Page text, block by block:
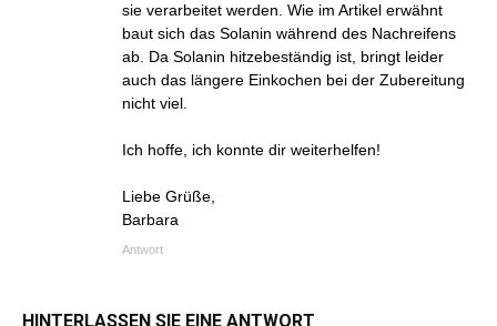
sie verarbeitet werden. Wie im Artikel erwähnt
baut sich das Solanin während des Nachreifens
ab. Da Solanin hitzebeständig ist, bringt leider
auch das längere Einkochen bei der Zubereitung
nicht viel.
Ich hoffe, ich konnte dir weiterhelfen!
Liebe Grüße,
Barbara
Antwort
HINTERLASSEN SIE EINE ANTWORT